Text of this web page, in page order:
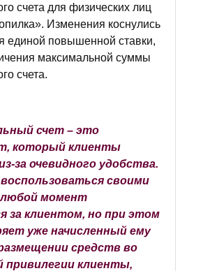
счета для физических лиц
Изменения коснулись
единой повышенной ставки,
максимальной суммы
счета.
счет – это
который клиенты
за очевидного удобства.
своими
любой момент
за клиентом, но при этом
уже начисленный ему
средств во
привилегии клиенты,